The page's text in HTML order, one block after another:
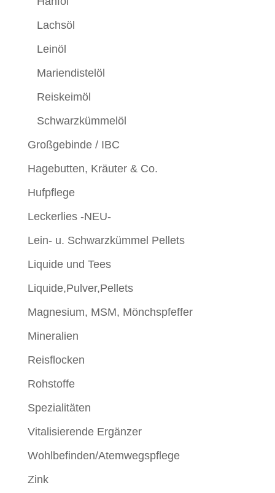
Lachsöl
Leinöl
Mariendistelöl
Reiskeimöl
Schwarzkümmelöl
Großgebinde / IBC
Hagebutten, Kräuter & Co.
Hufpflege
Leckerlies -NEU-
Lein- u. Schwarzkümmel Pellets
Liquide und Tees
Liquide,Pulver,Pellets
Magnesium, MSM, Mönchspfeffer
Mineralien
Reisflocken
Rohstoffe
Spezialitäten
Vitalisierende Ergänzer
Wohlbefinden/Atemwegspflege
Zink